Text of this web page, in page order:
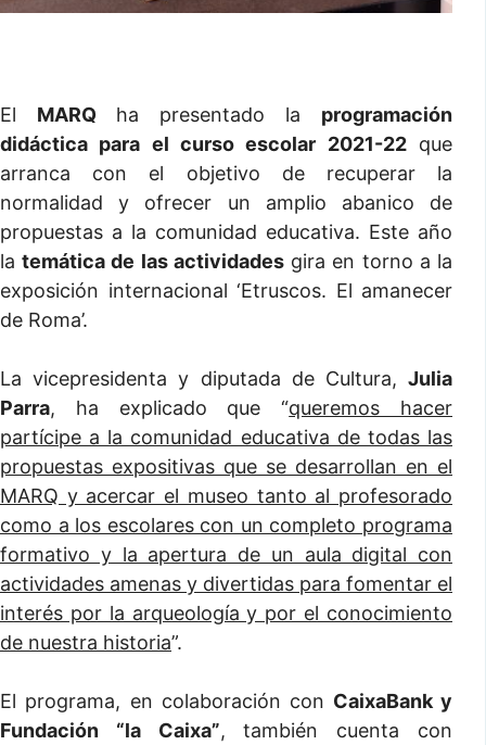
El MARQ ha presentado la programación
didáctica para el curso escolar 2021-22que
arranca con el objetivo de recuperar la
normalidad y ofrecer un amplio abanico de
propuestas a la comunidad educativa. Este año
latemática de las actividadesgira en torno a la
exposición internacional ‘Etruscos. El amanecer
de Roma’.
La vicepresidenta y diputada de Cultura, Julia
Parra, ha explicado que “queremos hacer
partícipe a la comunidad educativa de todas las
propuestas expositivas que se desarrollan en el
MARQ y acercar el museo tanto al profesorado
como a los escolares con un completo programa
formativo y la apertura de un aula digital con
actividades amenas y divertidas para fomentar el
interés por la arqueología y por el conocimiento
de nuestra historia”.
El programa, en colaboración con CaixaBank y
Fundación “la Caixa”, también cuenta con